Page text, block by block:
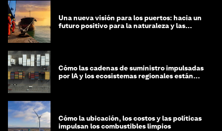
Una nueva visión para los puertos: hacia un
futuro positivo para la naturaleza y las
Cómo las cadenas de suministro impulsadas
por IA y los ecosistemas regionales están
Cómo la ubicación, los costos y las políticas
impulsan los combustibles limpios